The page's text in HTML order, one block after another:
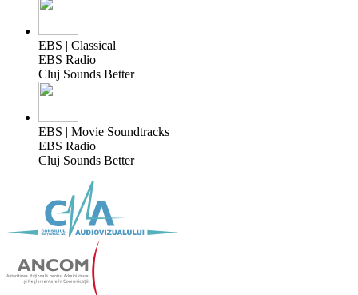
EBS | Classical
EBS Radio
Cluj Sounds Better
EBS | Movie Soundtracks
EBS Radio
Cluj Sounds Better